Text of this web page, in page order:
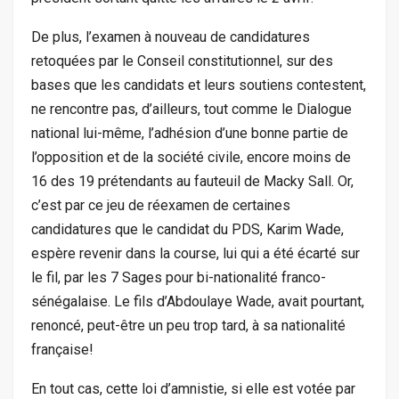
De plus, l’examen à nouveau de candidatures
retoquées par le Conseil constitutionnel, sur des
bases que les candidats et leurs soutiens contestent,
ne rencontre pas, d’ailleurs, tout comme le Dialogue
national lui-même, l’adhésion d’une bonne partie de
l’opposition et de la société civile, encore moins de
16 des 19 prétendants au fauteuil de Macky Sall. Or,
c’est par ce jeu de réexamen de certaines
candidatures que le candidat du PDS, Karim Wade,
espère revenir dans la course, lui qui a été écarté sur
le fil, par les 7 Sages pour bi-nationalité franco-
sénégalaise. Le fils d’Abdoulaye Wade, avait pourtant,
renoncé, peut-être un peu trop tard, à sa nationalité
française!
En tout cas, cette loi d’amnistie, si elle est votée par